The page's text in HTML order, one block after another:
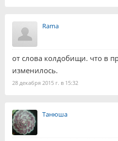
Rama
от слова колдобищи. что в
изменилось.
28 декабря 2015 г. в 15:32
Танюша